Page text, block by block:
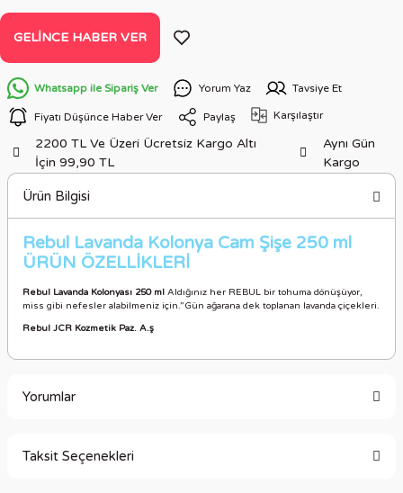
GELINCE HABER VER
Whatsapp ile Sipariş Ver Yorum Yaz Tavsiye Et
Fiyatı Düşünce Haber Ver Paylaş Karşılaştır
2200 TL Ve Üzeri Ücretsiz Kargo Altı
İçin 99,90 TL
Aynı Gün
Kargo
Ürün Bilgisi
Rebul Lavanda Kolonya Cam Şişe 250 ml
ÜRÜN ÖZELLİKLERİ
Rebul Lavanda Kolonyası 250 ml Aldığınız her REBUL bir tohuma dönüşüyor,
miss gibi nefesler alabilmeniz için.”Gün ağarana dek toplanan lavanda çiçekleri.
Rebul JCR Kozmetik Paz. A.ş
Yorumlar
Taksit Seçenekleri